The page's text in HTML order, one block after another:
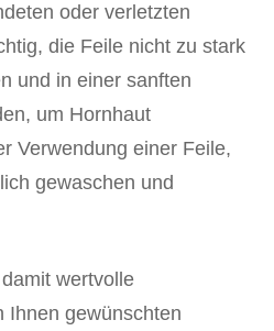
oder verletzten
die Feile nicht zu stark
und in einer sanften
um Hornhaut
Verwendung einer Feile,
gewaschen und
wertvolle
Ihnen gewünschten